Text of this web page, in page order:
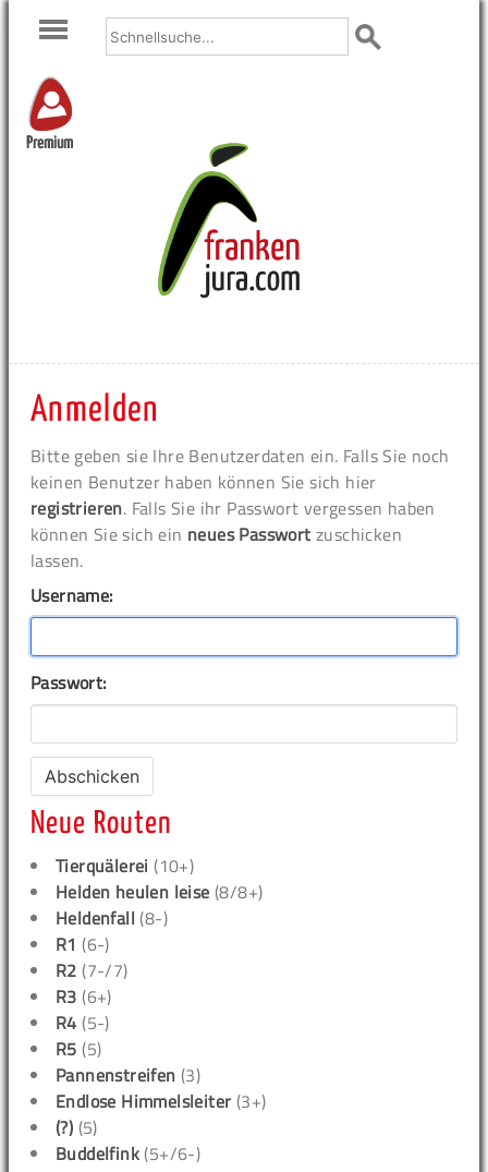
Premium
Anmelden
Bitte geben sie Ihre Benutzerdaten ein. Falls Sie noch
keinen Benutzer haben können Sie sich hier
registrieren. Falls Sie ihr Passwort vergessen haben
können Sie sich ein neues Passwort zuschicken
lassen.
Username:
Passwort:
Neue Routen
Tierquälerei (10+)
Helden heulen leise (8/8+)
Heldenfall (8-)
R1 (6-)
R2 (7-/7)
R3 (6+)
R4 (5-)
R5 (5)
Pannenstreifen (3)
Endlose Himmelsleiter (3+)
(?) (5)
Buddelfink (5+/6-)